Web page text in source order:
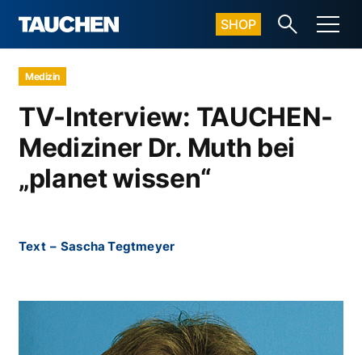
SHOP
Medizin
TV-Interview: TAUCHEN-
Mediziner Dr. Muth bei
„planet wissen“
Text – Sascha Tegtmeyer